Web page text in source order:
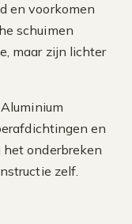
en voorkomen
schuimen
maar zijn lichter
en
onderbreken
zelf.